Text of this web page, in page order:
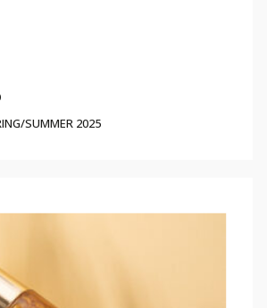
SUMMER 2025